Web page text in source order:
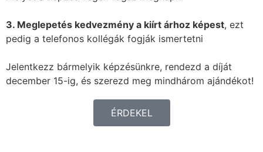
3. Meglepetés kedvezmény a kiírt árhoz képest, ezt
pedig a telefonos kollégák fogják ismertetni
Jelentkezz bármelyik képzésünkre, rendezd a díját
december 15-ig, és szerezd meg mindhárom ajándékot!
ÉRDEKEL